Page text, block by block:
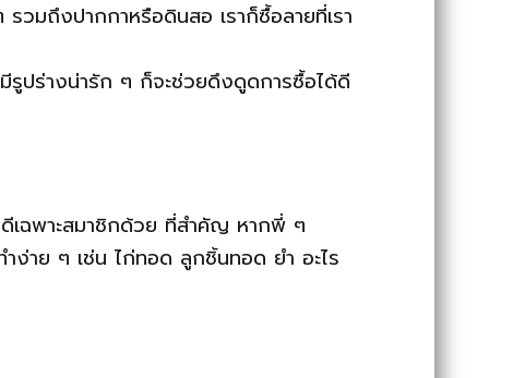
รวมถึงปากกาหรือดินสอ เราก็ซื้อลายที่เรา
รูปร่างน่ารัก ๆ ก็จะช่วยดึงดูดการซื้อได้ดี
ดีเฉพาะสมาชิกด้วย ที่สำคัญ หากพี่ ๆ
ง่าย ๆ เช่น ไก่ทอด ลูกชิ้นทอด ยำ อะไร